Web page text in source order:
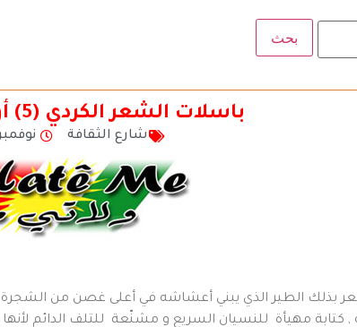
باسلات الشعر الكردي (5) أوركيش ابراهيم
شارع الثقافة نوفمبر 17,
بذلك الطير الذي يبني أعشاشه في أعلى غصن من الشجرة ,
, كتابة مهيأة للنسيان السريع و مشنّعة للتلف الدائم